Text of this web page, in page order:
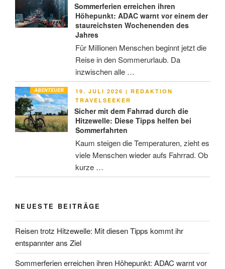
Sommerferien erreichen ihren
Höhepunkt: ADAC warnt vor einem der
staureichsten Wochenenden des
Jahres
Für Millionen Menschen beginnt jetzt die
Reise in den Sommerurlaub. Da
inzwischen alle …
ABENTEUER
VERÖFFENTLICHT
AM
19. JULI 2026 | REDAKTION
TRAVELSEEKER
Sicher mit dem Fahrrad durch die
Hitzewelle: Diese Tipps helfen bei
Sommerfahrten
Kaum steigen die Temperaturen, zieht es
viele Menschen wieder aufs Fahrrad. Ob
kurze …
NEUESTE BEITRÄGE
Reisen trotz Hitzewelle: Mit diesen Tipps kommt ihr
entspannter ans Ziel
Sommerferien erreichen ihren Höhepunkt: ADAC warnt vor